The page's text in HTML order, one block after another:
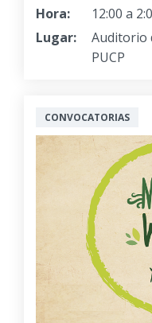
Hora:
12:00 a
Lugar:
Auditorio
PUCP
CONVOCATORIAS